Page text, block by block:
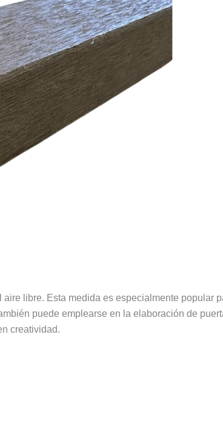
libre. Esta medida es especialmente popular
puede emplearse en la elaboración de
creatividad.